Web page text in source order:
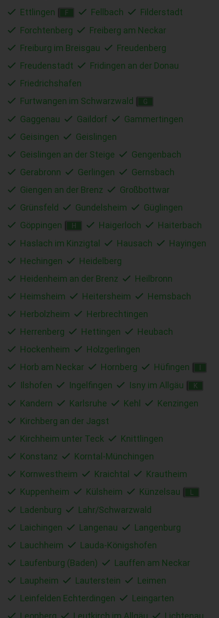
Ettlingen
F Fellbach
Filderstadt
Forchtenberg
Freiberg am Neckar
Freiburg im Breisgau
Freudenberg
Freudenstadt
Fridingen an der Donau
Friedrichshafen
Furtwangen im Schwarzwald
G
Gaggenau Gaildorf
Gammertingen
Geisingen
Geislingen
Geislingen an der Steige
Gengenbach
Gerabronn
Gerlingen
Gernsbach
Giengen an der Brenz
Großbottwar
Grünsfeld
Gundelsheim
Güglingen
Göppingen
H Haigerloch
Haiterbach
Haslach im Kinzigtal
Hausach
Hayingen
Hechingen
Heidelberg
Heidenheim an der Brenz
Heilbronn
Heimsheim
Heitersheim
Hemsbach
Herbolzheim
Herbrechtingen
Herrenberg
Hettingen
Heubach
Hockenheim
Holzgerlingen
Horb am Neckar
Hornberg Hüfingen
Ilshofen Ingelfingen Isny im Allgäu K
Kandern Karlsruhe Kehl
Kenzingen
Kirchberg an der Jagst
Kirchheim unter Teck
Knittlingen
Konstanz
Korntal-Münchingen
Kornwestheim
Kraichtal
Krautheim
Kuppenheim
Külsheim Künzelsau
Ladenburg
Lahr/Schwarzwald
Laichingen
Langenau
Langenburg
Lauchheim
Lauda-Königshofen
Laufenburg (Baden)
Lauffen am Neckar
Laupheim
Lauterstein
Leimen
Leinfelden Echterdingen
Leingarten
Leonberg
Leutkirch im Allgäu Lichtenau